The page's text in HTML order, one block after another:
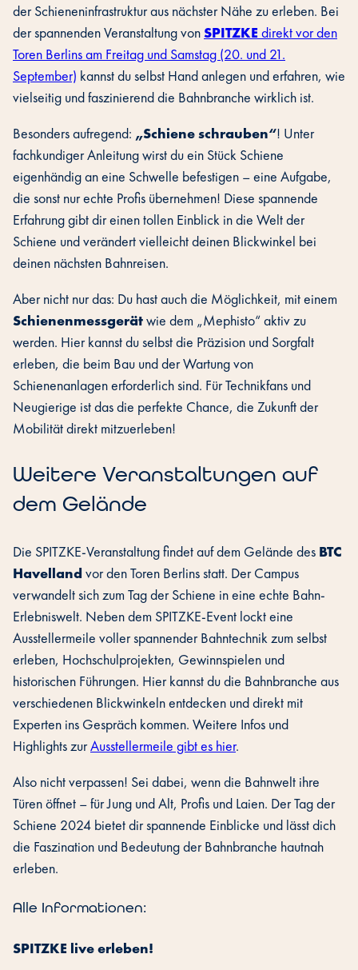
der Schieneninfrastruktur aus nächster Nähe zu erleben. Bei
der spannenden Veranstaltung vonSPITZKE direkt vor den
Toren Berlins am Freitag und Samstag (20. und 21.
September) kannst du selbst Hand anlegen und erfahren, wie
vielseitig und faszinierend die Bahnbranche wirklich ist.
Besonders aufregend: „Schiene schrauben“! Unter
fachkundiger Anleitung wirst du ein Stück Schiene
eigenhändig an eine Schwelle befestigen – eine Aufgabe,
die sonst nur echte Profis übernehmen! Diese spannende
Erfahrung gibt dir einen tollen Einblick in die Welt der
Schiene und verändert vielleicht deinen Blickwinkel bei
deinen nächsten Bahnreisen.
Aber nicht nur das: Du hast auch die Möglichkeit, mit einem
Schienenmessgerätwie dem „Mephisto“ aktiv zu
werden. Hier kannst du selbst die Präzision und Sorgfalt
erleben, die beim Bau und der Wartung von
Schienenanlagen erforderlich sind. Für Technikfans und
Neugierige ist das die perfekte Chance, die Zukunft der
Mobilität direkt mitzuerleben!
Weitere Veranstaltungen auf
dem Gelände
Die SPITZKE-Veranstaltung findet auf dem Gelände des BTC
Havelland vor den Toren Berlins statt. Der Campus
verwandelt sich zum Tag der Schiene in eine echte Bahn-
Erlebniswelt. Neben dem SPITZKE-Event lockt eine
Ausstellermeile voller spannender Bahntechnik zum selbst
erleben, Hochschulprojekten, Gewinnspielen und
historischen Führungen. Hier kannst du die Bahnbranche aus
verschiedenen Blickwinkeln entdecken und direkt mit
Experten ins Gespräch kommen. Weitere Infos und
Highlights zurAusstellermeile gibt es hier.
Also nicht verpassen! Sei dabei, wenn die Bahnwelt ihre
Türen öffnet – für Jung und Alt, Profis und Laien. Der Tag der
Schiene 2024 bietet dir spannende Einblicke und lässt dich
die Faszination und Bedeutung der Bahnbranche hautnah
erleben.
Alle Informationen:
SPITZKE live erleben!